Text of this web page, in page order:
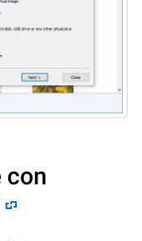
con